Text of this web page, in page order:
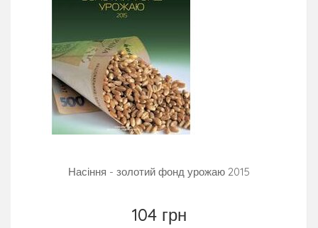
Насіння - золотий фонд урожаю 2015
104 грн